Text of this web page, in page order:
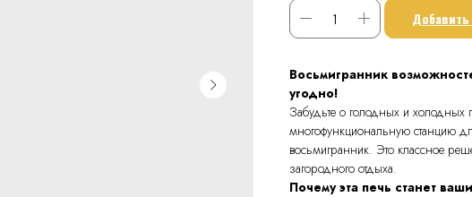
Восьмигранник
угодно!
Забудьте о голодных и холодных
многофункциональную станцию
восьмигранник. Это классное
загородного отдыха.
Почему эта печь станет